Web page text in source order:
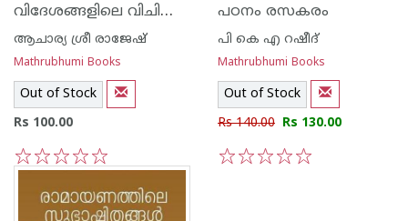
വിദേശങ്ങളിലെ വിചിത്ര രാമായണം
ആചാര്യ ശ്രീ രാജേഷ്‌
Mathrubhumi Books
Out of Stock
Rs 100.00
5
4
3
2
1
പഠനം രസകരം
പി കെ എ റഷീദ്‌
Mathrubhumi Books
Out of Stock
Rs 140.00 Rs 130.00